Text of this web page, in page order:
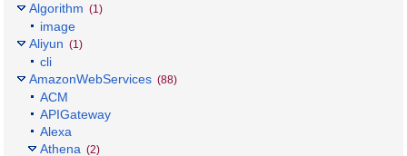
Algorithm (1)
image
Aliyun (1)
cli
AmazonWebServices (88)
ACM
APIGateway
Alexa
Athena (2)